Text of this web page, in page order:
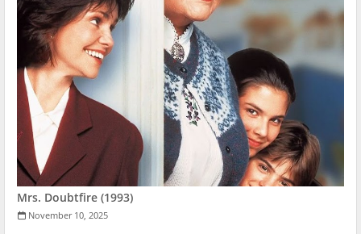
Mrs. Doubtfire (1993)
November 10, 2025